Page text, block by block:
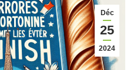
Déc
25
2024